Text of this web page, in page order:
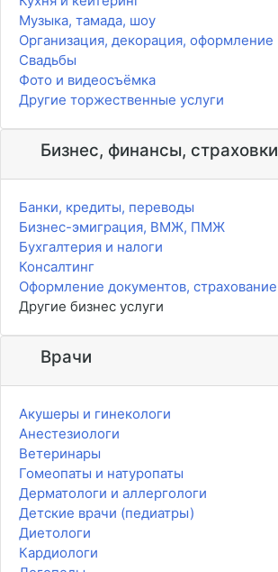
Музыка, тамада, шоу
Организация, декорация, оформление
Свадьбы
Фото и видеосъёмка
Другие торжественные услуги
Бизнес, финансы, страховки
Банки, кредиты, переводы
Бизнес-эмиграция, ВМЖ, ПМЖ
Бухгалтерия и налоги
Консалтинг
Оформление документов, страхование
Другие бизнес услуги
Врачи
Акушеры и гинекологи
Анестезиологи
Ветеринары
Гомеопаты и натуропаты
Дерматологи и аллергологи
Детские врачи (педиатры)
Диетологи
Кардиологи